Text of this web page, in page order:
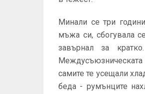
Минали се три
мъжа си, сбогувала
завърнал за
Междусъюзническата
самите те усещали
беда - румънците